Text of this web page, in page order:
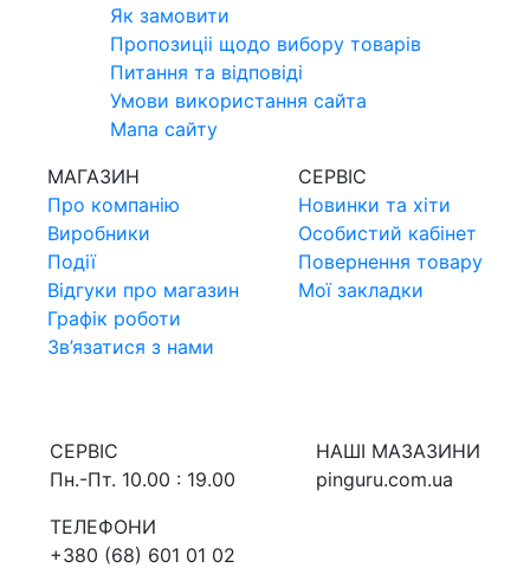
Як замовити
Пропозицii щодо вибору товарiв
Питання та вiдповiдi
Умови використання сайта
Мапа сайту
МАГАЗИН
Про компанiю
Виробники
Події
Відгуки про магазин
Графік роботи
Зв’язатися з нами
СЕРВIС
Новинки та хiти
Особистий кабінет
Повернення товару
Мої закладки
СЕРВIС
Пн.-Пт. 10.00 : 19.00
ТЕЛЕФОНИ
+380 (68) 601 01 02
НАШI МАЗАЗИНИ
pinguru.com.ua